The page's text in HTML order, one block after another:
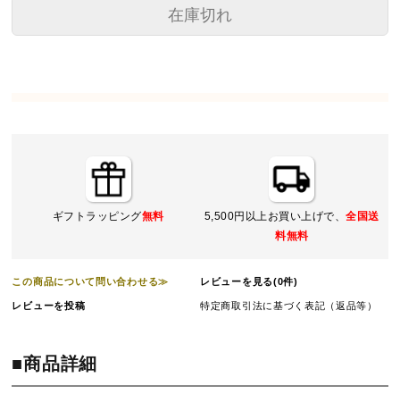
在庫切れ
ギフトラッピング無料 5,500円以上お買い上げで、全国送
料無料
この商品について問い合わせる≫ レビューを見る(0件)
レビューを投稿 特定商取引法に基づく表記（返品等）
■商品詳細